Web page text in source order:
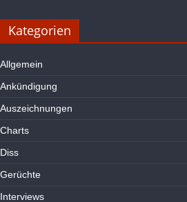
Kategorien
Allgemein
Ankündigung
Auszeichnungen
Charts
Diss
Gerüchte
Interviews